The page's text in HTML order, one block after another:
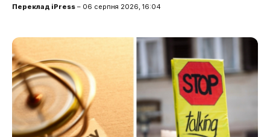
Переклад iPress – 06 серпня 2026, 16:04